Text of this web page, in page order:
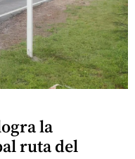
la
ruta del